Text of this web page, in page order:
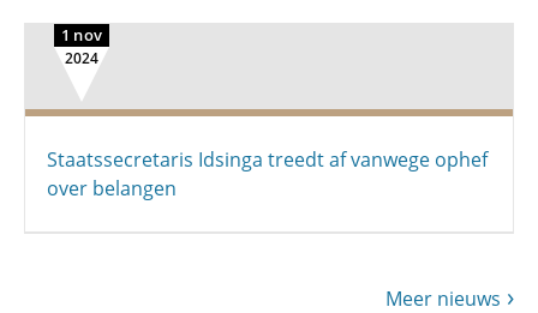
1 nov
2024
Staatssecretaris Idsinga treedt af vanwege ophef
over belangen
Meer nieuws